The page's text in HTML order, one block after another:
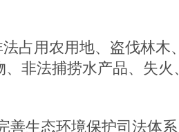
占用农用地、盗伐林木
、非法捕捞水产品、失
善生态环境保护司法体